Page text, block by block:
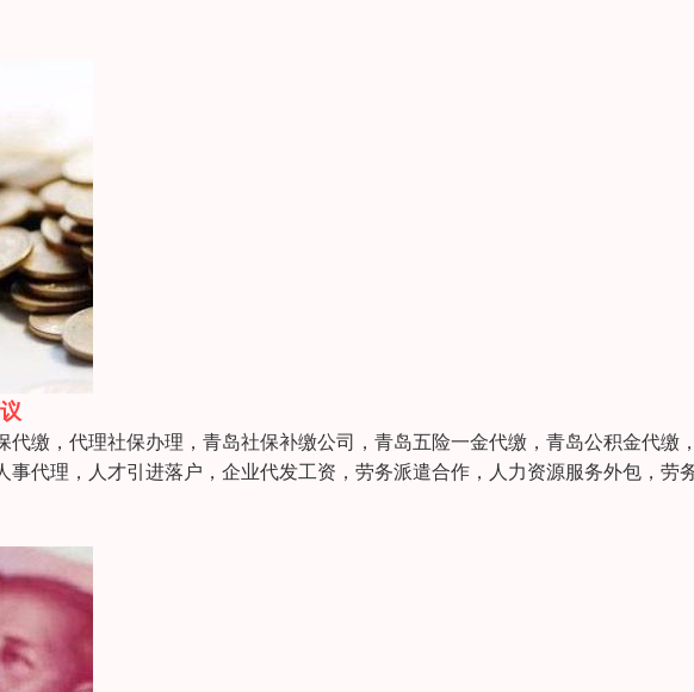
缴，代理社保办理，青岛社保补缴公司，青岛五险一金代缴，青岛公积金代缴
代理，人才引进落户，企业代发工资，劳务派遣合作，人力资源服务外包，劳